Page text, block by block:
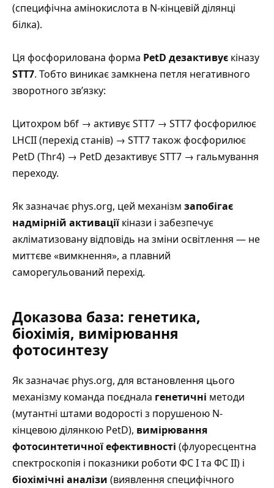
(специфічна амінокислота в N-кінцевій ділянці
білка).
Ця фосфорилована форма PetD дезактивує кіназу
STT7. Тобто виникає замкнена петля негативного
зворотного зв’язку:
Цитохром b6f → активує STT7 → STT7 фосфорилює
LHCII (перехід станів) → STT7 також фосфорилює
PetD (Thr4) → PetD дезактивує STT7 → гальмування
переходу.
Як зазначає phys.org, цей механізм запобігає
надмірній активації кінази і забезпечує
акліматизовану відповідь на зміни освітлення — не
миттєве «вимкнення», а плавний
саморегульований перехід.
Доказова база: генетика,
біохімія, вимірювання
фотосинтезу
Як зазначає phys.org, для встановлення цього
механізму команда поєднала генетичні методи
(мутантні штами водорості з порушеною N-
кінцевою ділянкою PetD), вимірювання
фотосинтетичної ефективності (флуоресцентна
спектроскопія і показники роботи ФС I та ФС II) і
біохімічні аналізи (виявлення специфічного